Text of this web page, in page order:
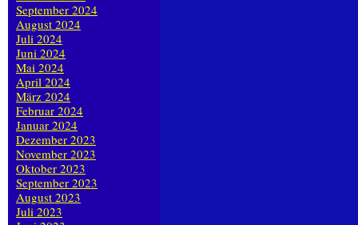
September 2024
August 2024
Juli 2024
Juni 2024
Mai 2024
April 2024
März 2024
Februar 2024
Januar 2024
Dezember 2023
November 2023
Oktober 2023
September 2023
August 2023
Juli 2023